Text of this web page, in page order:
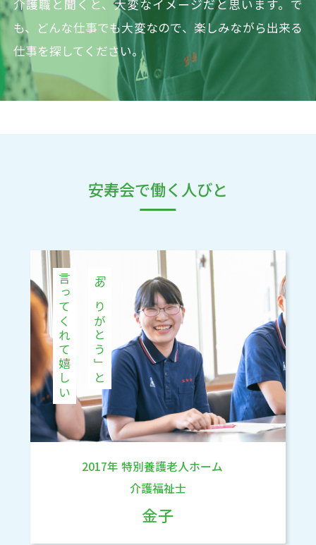
介護職と聞くと、大変なイメージだと思います。で
も、どんな仕事でも大変なので、楽しみながら出来る
仕事を探してください。
安寿会で働く人びと
「ありがとう」と
言ってくれて嬉しい
2017年 特別養護老人ホーム
介護福祉士
金子